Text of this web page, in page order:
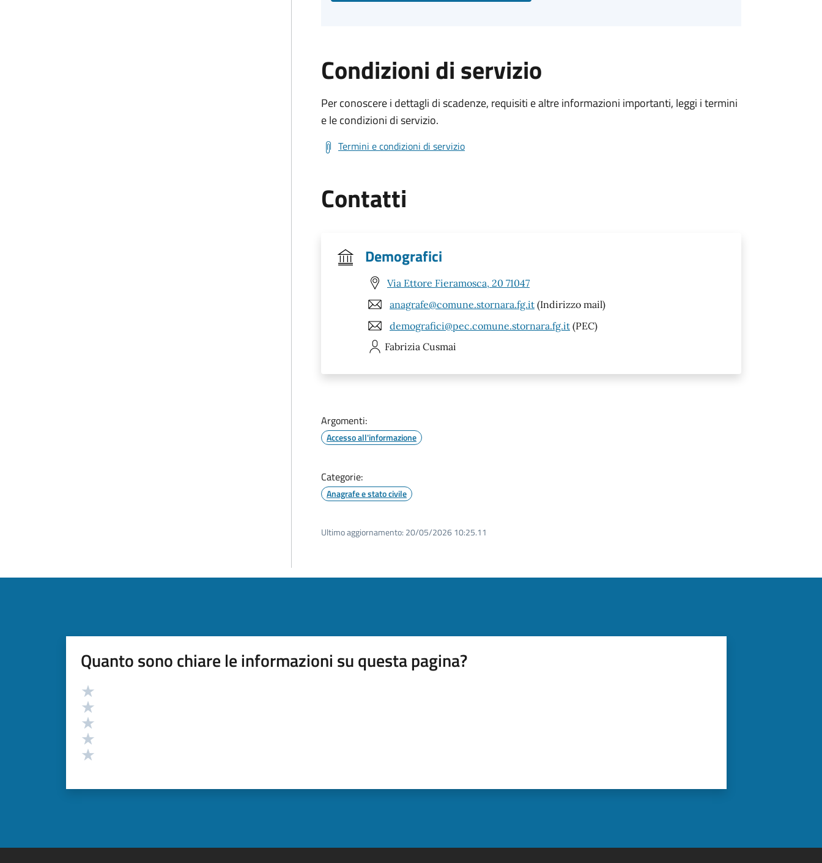
Condizioni di servizio
Per conoscere i dettagli di scadenze, requisiti e altre informazioni importanti, leggi i termini
e le condizioni di servizio.
Termini e condizioni di servizio
Contatti
Demografici
Via Ettore Fieramosca, 20 71047
anagrafe@comune.stornara.fg.it (Indirizzo mail)
demografici@pec.comune.stornara.fg.it (PEC)
Fabrizia Cusmai
Argomenti:
Accesso all'informazione
Categorie:
Anagrafe e stato civile
Ultimo aggiornamento: 20/05/2026 10:25.11
Quanto sono chiare le informazioni su questa pagina?
Valutazione